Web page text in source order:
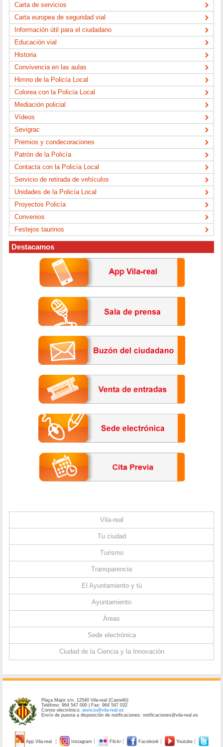
Carta de servicios
Carta europea de seguridad vial
Información útil para el ciudadano
Educación vial
Historia
Convivencia en las aulas
Himno de la Policía Local
Colorea con la Policía Local
Mediación policial
Vídeos
Sevigrac
Premios y condecoraciones
Patrón de la Policía
Contacta con la Policía Local
Servicio de retirada de vehículos
Unidades de la Policía Local
Proyectos Policía
Convenios
Festejos taurinos
Destacamos
Vila-real
Tu ciudad
Turismo
Transparencia
El Ayuntamiento y tú
Ayuntamiento
Áreas
Sede electrónica
Ciudad de la Ciencia y la Innovación
Plaça Major s/n. 12540 Vila-real (Castelló)
Teléfono: 964 547 000 | Fax: 964 547 032
Correo electrónico:atencio@vila-real.es
Envío de puesta a disposición de notificaciones: notificaciones@vila-real.es
App Vila-real Instagram Flickr Facebook Youtube